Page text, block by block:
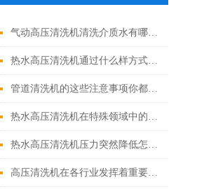
气动高压清洗机清洗介质水有哪些优点
热水高压清洗机通过什么样方式来实现增压呢
管道清洗机的这些注意事项你都落实到位了吗
热水高压清洗机在特殊领域中的应用
热水高压清洗机压力突然降低怎么回事
高压清洗机在各行业发挥着重要的作用